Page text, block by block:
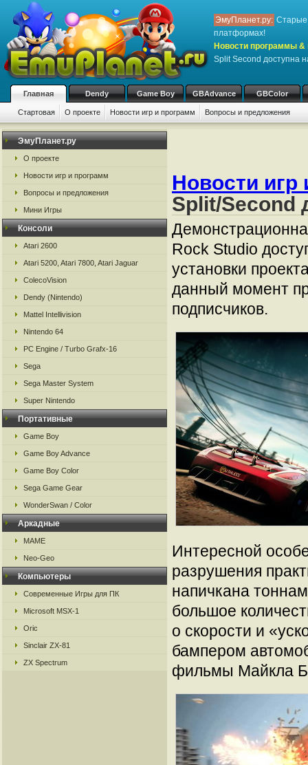
ЭмуПланет.ру: Старые
платформах!
Новости программы &
Split Second доступна
Главная Dendy Game Boy GBAdvance GBColor
Стартовая О проекте Новости игр и программ Вопросы и предложения
ЭмуПланет.ру
О проекте
Новости игр и программ
Вопросы и предложения
Мини Игры
Консоли
Atari 2600
Atari 5200, Atari 7800, Atari Jaguar
ColecoVision
Dendy (Nintendo)
Mattel Intellivision
Nintendo 64
PC Engine / Turbo Grafx-16
Sega
Sega Master System
Super Nintendo
Портативные
Game Boy
Game Boy Advance
Game Boy Color
Sega Game Gear
WonderSwan / Color
Аркадные
MAME
Neo-Geo
Компьютеры
Современные Игры для ПК
Microsoft MSX-1
Oric
Sinclair ZX-81
ZX Spectrum
Новости игр
Split/Second
Rock Studio
установки
данный момент
подписчиков.
Интересной
разрушения
напичкана
большое
о скорости и
бампером
фильмы Майкла